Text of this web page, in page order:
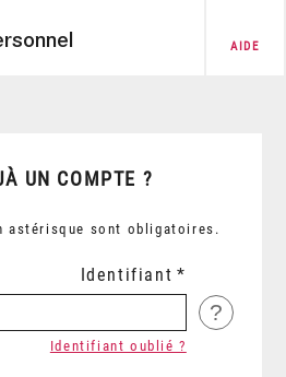
AIDE
UN COMPTE ?
astérisque sont obligatoires.
Identifiant
?
Identifiant oublié ?